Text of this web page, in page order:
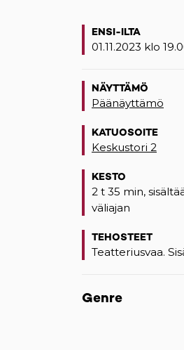
ENSI-ILTA
01.11.2023 klo
NÄYTTÄMÖ
Päänäyttämö
KATUOSOITE
Keskustori 2
KESTO
2 t 35 min,
väliajan
TEHOSTEET
Teatteriusvaa.
Genre